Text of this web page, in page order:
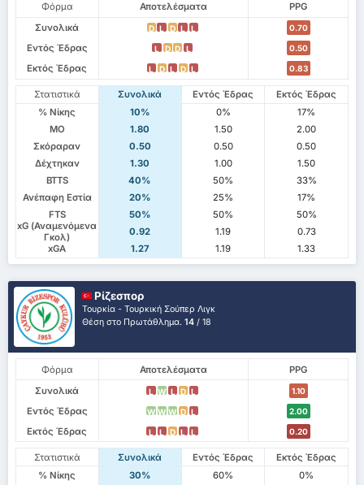
Φόρμα Αποτελέσματα
PPG
Συνολικά
D L D L L 0.70
Εντός Έδρας L D D L 0.50
Εκτός Έδρας L D L D L 0.83
Στατιστικά Συνολικά Εντός Έδρας
Εκτός Έδρας
% Νίκης
10% 0%
17%
ΜΟ
1.80 1.50
2.00
Σκόραραν
0.50 0.50
0.50
Δέχτηκαν
1.30 1.00
1.50
BTTS
40% 50%
33%
Ανέπαφη Εστία
20% 25%
17%
FTS
50% 50%
50%
xG (Αναμενόμενα
Γκολ)
0.92 1.19
0.73
xGA
1.27 1.19 1.33
Ρίζεσπορ
Τουρκία - Τουρκική Σούπερ Λιγκ
Θέση στο Πρωτάθλημα.14 / 18
Φόρμα Αποτελέσματα
PPG
Συνολικά
L W L D L 1.10
Εντός Έδρας W W W D L 2.00
Εκτός Έδρας L L D L L 0.20
Στατιστικά Συνολικά Εντός Έδρας
Εκτός Έδρας
% Νίκης
30% 60%
0%